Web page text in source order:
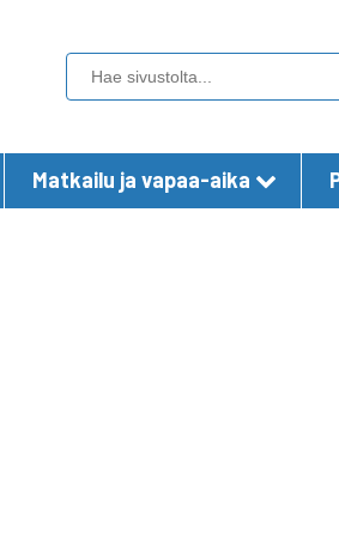
Matkailu ja vapaa-aika